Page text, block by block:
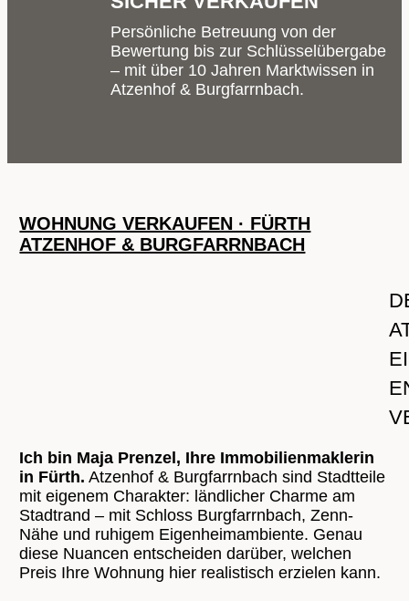
Persönliche Betreuung von der
Bewertung bis zur Schlüsselübergabe
– mit über 10 Jahren Marktwissen in
Atzenhof & Burgfarrnbach.
WOHNUNG VERKAUFEN · FÜRTH
ATZENHOF & BURGFARRNBACH
Ich bin Maja Prenzel, Ihre Immobilienmaklerin
in Fürth. Atzenhof & Burgfarrnbach sind Stadtteile
mit eigenem Charakter: ländlicher Charme am
Stadtrand – mit Schloss Burgfarrnbach, Zenn-
Nähe und ruhigem Eigenheimambiente. Genau
diese Nuancen entscheiden darüber, welchen
Preis Ihre Wohnung hier realistisch erzielen kann.